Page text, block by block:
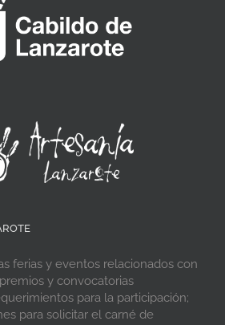
ferias y eventos relacionados con
y convocatorias
para la participación;
para solicitar el carné de